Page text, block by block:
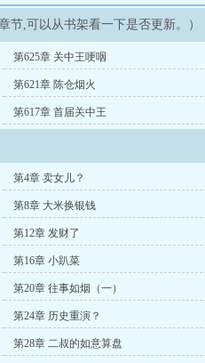
节,可以从书架看一下是否更新。）
第625章 关中王哽咽
第621章 陈仓烟火
第617章 首届关中王
第4章 卖女儿？
第8章 大米换银钱
第12章 发财了
第16章 小趴菜
第20章 往事如烟（一）
第24章 历史重演？
第28章 二叔的如意算盘